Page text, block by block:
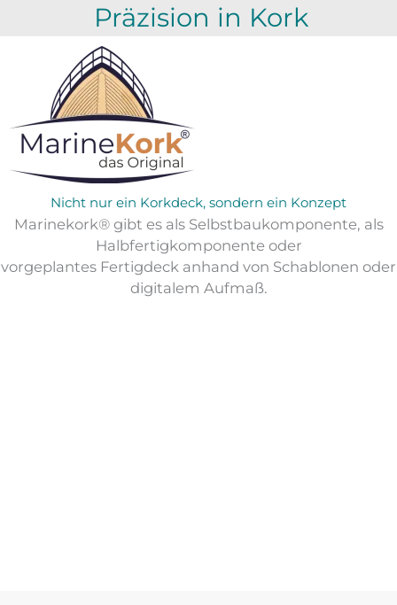
Präzision in Kork
Nicht nur ein Korkdeck, sondern ein Konzept
Marinekork® gibt es als Selbstbaukomponente, als
Halbfertigkomponente oder
vorgeplantes Fertigdeck anhand von Schablonen oder
digitalem Aufmaß.